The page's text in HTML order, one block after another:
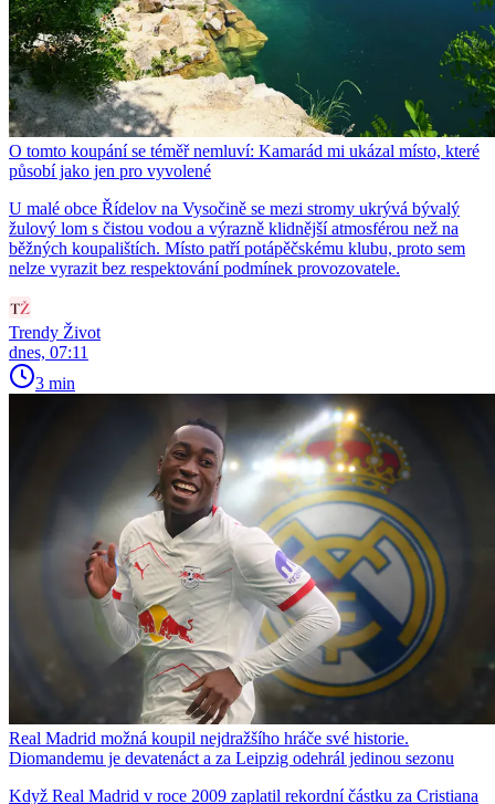
O tomto koupání se téměř nemluví: Kamarád mi ukázal místo, které
působí jako jen pro vyvolené
U malé obce Řídelov na Vysočině se mezi stromy ukrývá bývalý
žulový lom s čistou vodou a výrazně klidnější atmosférou než na
běžných koupalištích. Místo patří potápěčskému klubu, proto sem
nelze vyrazit bez respektování podmínek provozovatele.
Trendy Život
dnes, 07:11
3 min
Real Madrid možná koupil nejdražšího hráče své historie.
Diomandemu je devatenáct a za Leipzig odehrál jedinou sezonu
Když Real Madrid v roce 2009 zaplatil rekordní částku za Cristiana